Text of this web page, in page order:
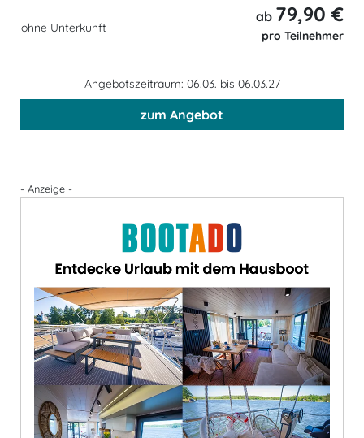
ohne Unterkunft
ab 79,90 €
pro Teilnehmer
Angebotszeitraum: 06.03. bis 06.03.27
zum Angebot
- Anzeige -